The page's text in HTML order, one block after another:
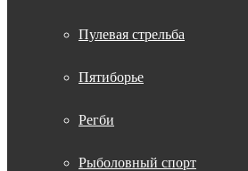
Пулевая стрельба
Пятиборье
Регби
Рыболовный спорт